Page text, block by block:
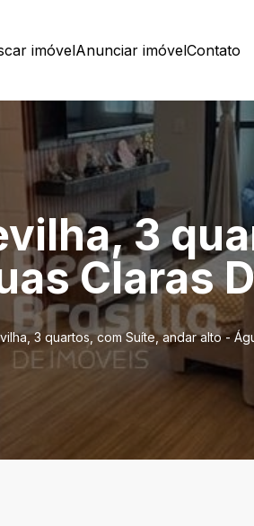
imóvelAnunciar imóvelContato
3
Claras
3 quartos, com Suíte, andar alto -